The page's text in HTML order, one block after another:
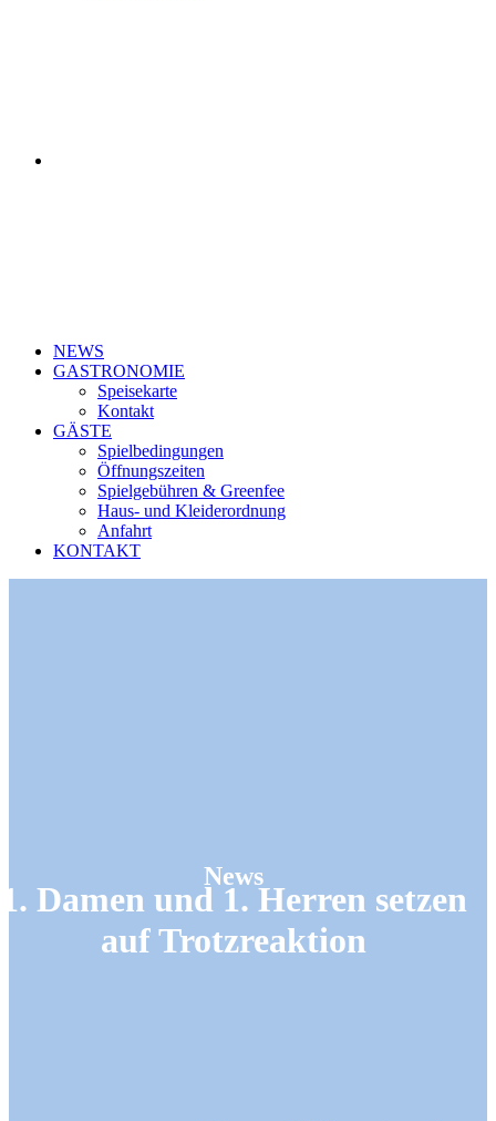
NEWS
GASTRONOMIE
Speisekarte
Kontakt
GÄSTE
Spielbedingungen
Öffnungszeiten
Spielgebühren & Greenfee
Haus- und Kleiderordnung
Anfahrt
KONTAKT
News
1. Damen und 1. Herren setzen
auf Trotzreaktion